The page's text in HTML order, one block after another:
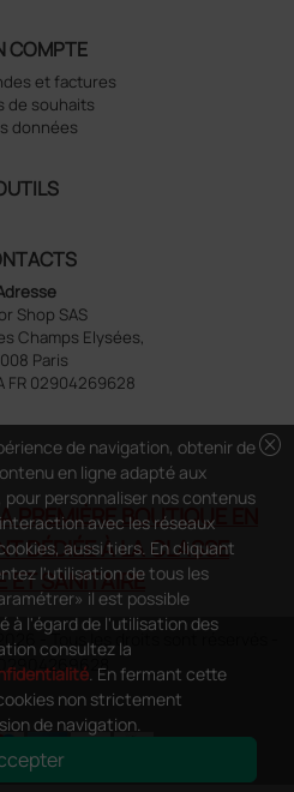
COMPTE
et factures
de souhaits
données
Shop SAS
Champs Elysées,
Paris
FR 02904269628
PREMIÈRE BOUTIQUE EN
DÉDIÉE À LA CLASSE
ET SANITAIRE
- Tous les droits sont réservés -
02904269628
cancel
de navigation, obtenir de
en ligne adapté aux
personnaliser nos contenus
avec les réseaux
aussi tiers. En cliquant
l'utilisation de tous les
il est possible
à l'égard de l'utilisation des
consultez la
. En fermant cette
non strictement
de navigation.